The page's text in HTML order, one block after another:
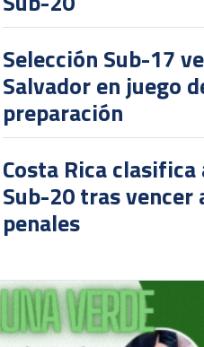
Selección Sub-17
Salvador en juego
preparación
Costa Rica
Sub-20 tras vencer
penales